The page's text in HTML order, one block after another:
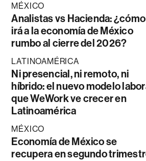
MÉXICO
Analistas vs Hacienda:
irá a la economía de México
rumbo al cierre del 2026?
LATINOAMÉRICA
Ni presencial, ni remoto, ni
híbrido: el nuevo modelo
que WeWork ve crecer en
Latinoamérica
MÉXICO
Economía de México se
recupera en segundo